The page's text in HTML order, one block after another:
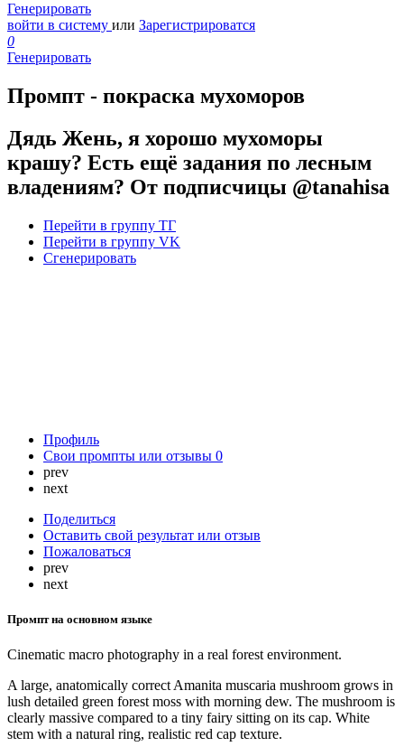
Генерировать
войти в систему или Зарегистрироватся
0
Генерировать
Промпт - покраска мухоморов
Дядь Жень, я хорошо мухоморы
крашу? Есть ещё задания по лесным
владениям? От подписчицы @tanahisa
Перейти в группу ТГ
Перейти в группу VK
Сгенерировать
Профиль
Свои промпты или отзывы 0
prev
next
Поделиться
Оставить свой результат или отзыв
Пожаловаться
prev
next
Промпт на основном языке
Cinematic macro photography in a real forest environment.
A large, anatomically correct Amanita muscaria mushroom grows in
lush detailed green forest moss with morning dew. The mushroom is
clearly massive compared to a tiny fairy sitting on its cap. White
stem with a natural ring, realistic red cap texture.